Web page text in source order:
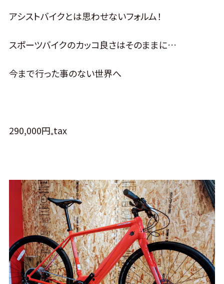
アシストバイクとは思わせないフォルム！
スポーツバイクのカッコ良さはそのままに…
今まで行った事のない世界へ
290,000円₊tax